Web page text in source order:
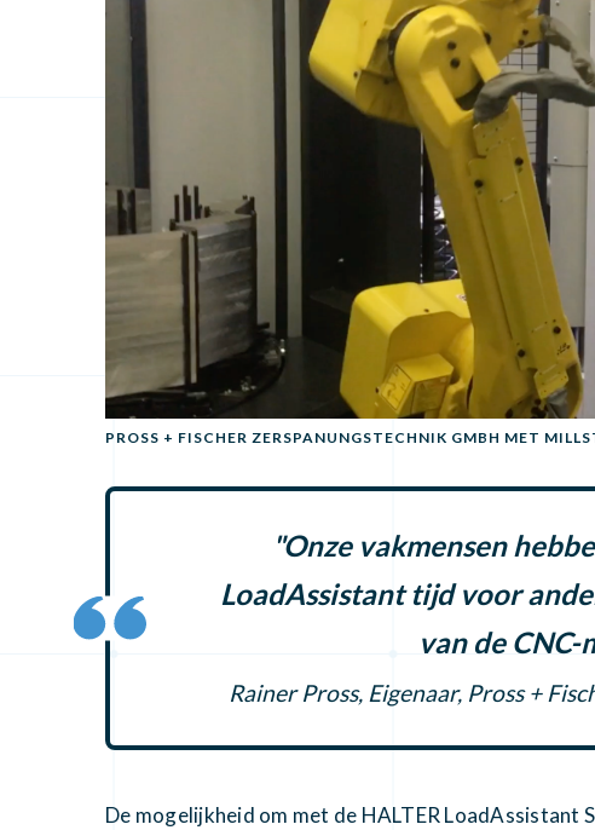
PROSS + FISCHER ZERSPANUNGSTECHNIK GMBH MET
"Onze vakmensen
LoadAssistant tijd voor
van de CNC-
Rainer Pross, Eigenaar, Pross +
De mogelijkheid om met de HALTER